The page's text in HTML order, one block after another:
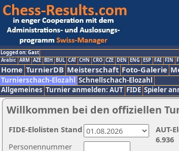
Logged on: Gast
Arabic ARM AZE BIH BUL CAT CHN CRO CZE DEN ENG ESP FAI FIN
Home TurnierDB Meisterschaft Foto-Galerie
Turnierschach-Elozahl Schnellschach-Elozahl
Allgemeines Turnier anmelden: AUT FIDE Spieler
Willkommen bei den offiziellen
Personennummer
AUT-
6.936
FIDE-Elolisten Stand